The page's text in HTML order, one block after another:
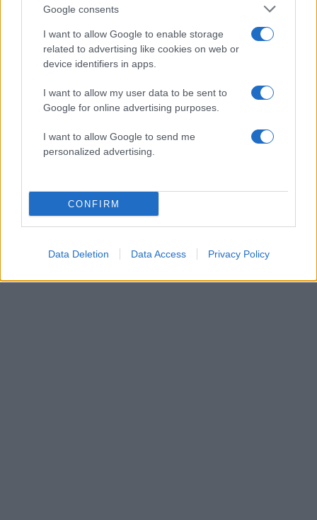
Google consents
I want to allow Google to enable storage
related to advertising like cookies on web or
device identifiers in apps.
I want to allow my user data to be sent to
Google for online advertising purposes.
I want to allow Google to send me
personalized advertising.
CONFIRM
Data Deletion Data Access Privacy Policy